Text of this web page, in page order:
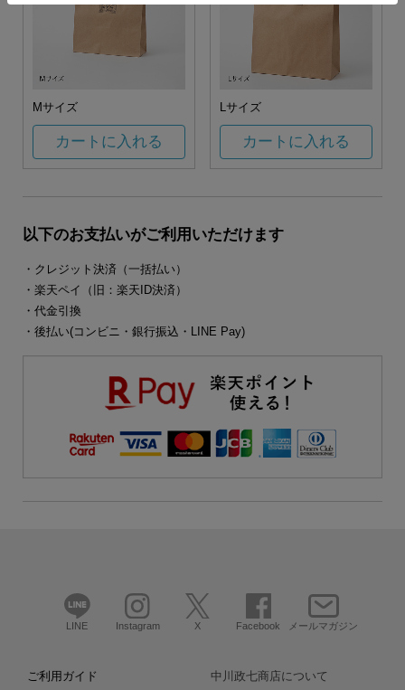
Mサイズ
カートに入れる
Lサイズ
カートに入れる
以下のお支払いがご利用いただけます
・クレジット決済（一括払い）
・楽天ペイ（旧：楽天ID決済）
・代金引換
・後払い(コンビニ・銀行振込・LINE Pay)
LINE Instagram X Facebook メールマガジン
ご利用ガイド 中川政七商店について